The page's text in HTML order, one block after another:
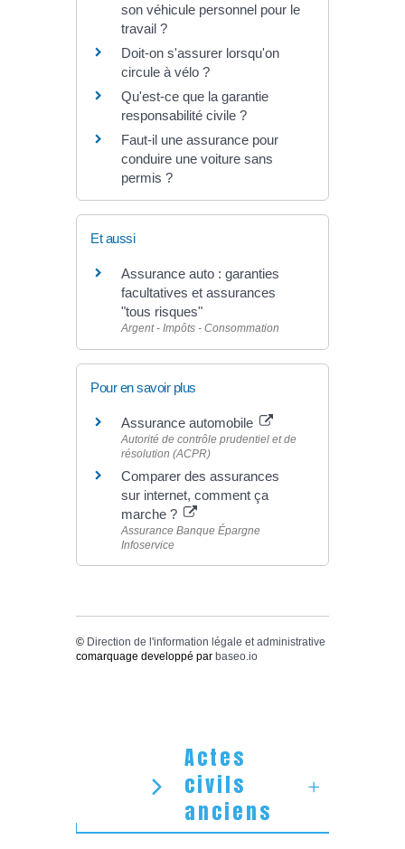
son véhicule personnel pour le
travail ?
Doit-on s'assurer lorsqu'on
circule à vélo ?
Qu'est-ce que la garantie
responsabilité civile ?
Faut-il une assurance pour
conduire une voiture sans
permis ?
Et aussi
Assurance auto : garanties
facultatives et assurances
"tous risques"
Argent - Impôts - Consommation
Pour en savoir plus
Assurance automobile
Autorité de contrôle prudentiel et de
résolution (ACPR)
Comparer des assurances
sur internet, comment ça
marche ?
Assurance Banque Épargne
Infoservice
© Direction de l'information légale et administrative
comarquage developpé par baseo.io
Actes
civils
anciens